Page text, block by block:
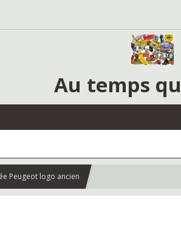
Au temps
Peugeot logo ancien